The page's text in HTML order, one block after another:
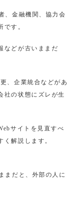
、金融機関、協力会
です。
などが古いままだ
、企業統合などがあ
社の状態にズレが生
サイトを見直すべ
く解説します。
まだと、外部の人に